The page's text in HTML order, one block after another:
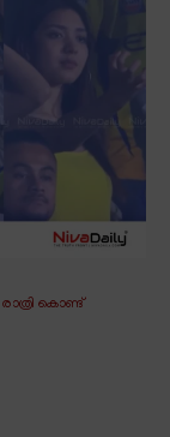
കൊണ്ട്